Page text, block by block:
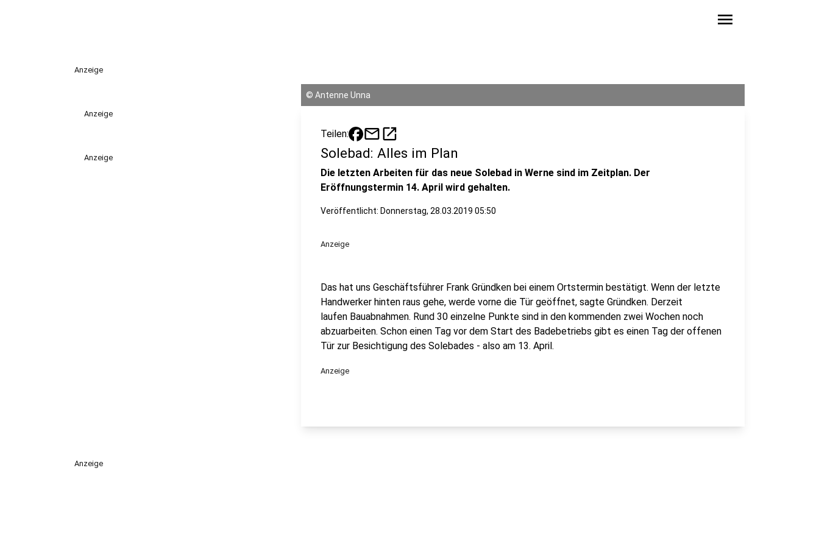
menu
Anzeige
Anzeige
Anzeige
© Antenne Unna
Teilen: mailopen_in_new
Solebad: Alles im Plan
Die letzten Arbeiten für das neue Solebad in Werne sind im Zeitplan. Der
Eröffnungstermin 14. April wird gehalten.
Veröffentlicht: Donnerstag, 28.03.2019 05:50
Anzeige
Das hat uns Geschäftsführer Frank Gründken bei einem Ortstermin bestätigt. Wenn der letzte
Handwerker hinten raus gehe, werde vorne die Tür geöffnet, sagte Gründken. Derzeit
laufen Bauabnahmen. Rund 30 einzelne Punkte sind in den kommenden zwei Wochen noch
abzuarbeiten. Schon einen Tag vor dem Start des Badebetriebs gibt es einen Tag der offenen
Tür zur Besichtigung des Solebades - also am 13. April.
Anzeige
Anzeige